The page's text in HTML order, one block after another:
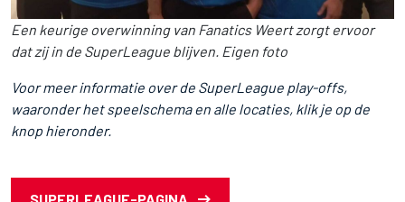
Een keurige overwinning van Fanatics Weert zorgt ervoor
dat zij in de SuperLeague blijven. Eigen foto
Voor meer informatie over de SuperLeague play-offs,
waaronder het speelschema en alle locaties, klik je op de
knop hieronder.